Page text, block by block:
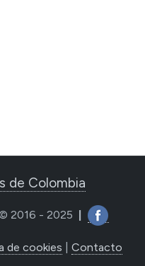
de Colombia
2016 - 2025 |
de cookies Contacto